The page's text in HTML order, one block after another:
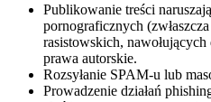
Publikowanie treści
pornograficznych
rasistowskich,
prawa autorskie.
Rozsyłanie SPAM-u lub
Prowadzenie działań